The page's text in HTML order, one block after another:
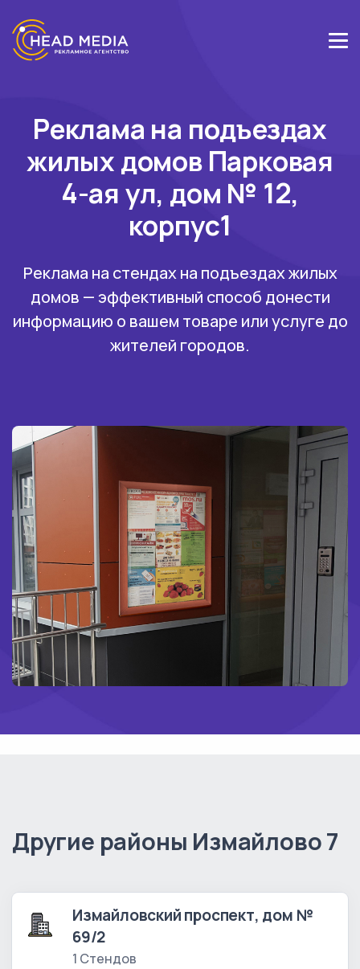
Реклама на подъездах
жилых домов Парковая
4-ая ул, дом № 12,
корпус1
Реклама на стендах на подъездах жилых
домов — эффективный способ донести
информацию о вашем товаре или услуге до
жителей городов.
Другие районы Измайлово 7
Измайловский проспект, дом №
69/2
1 Стендов